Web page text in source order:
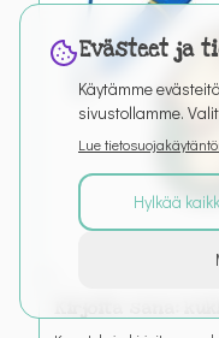
Evästeet ja
Käytämme
sivustollamme.
Lue
Hylkää